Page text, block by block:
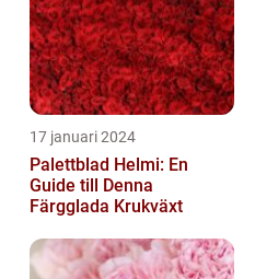
17 januari 2024
Palettblad Helmi: En
Guide till Denna
Färgglada Krukväxt